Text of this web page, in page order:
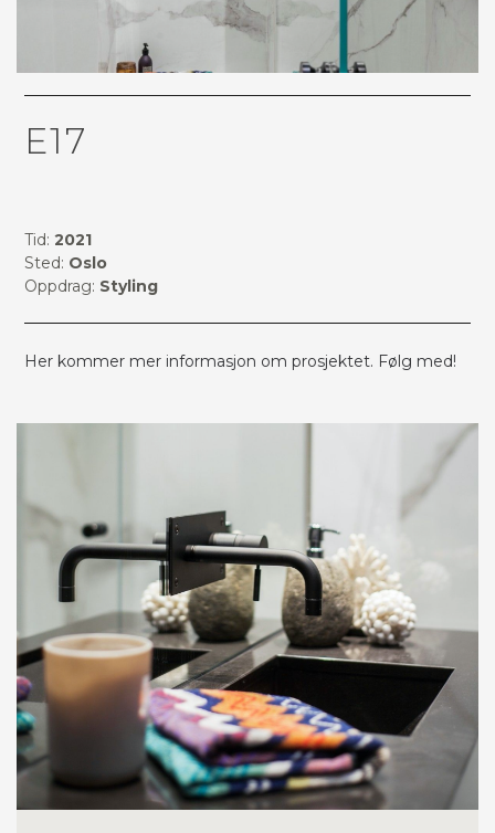
E17
Tid:2021
Sted: Oslo
Oppdrag: Styling
Her kommer mer informasjon om prosjektet. Følg med!